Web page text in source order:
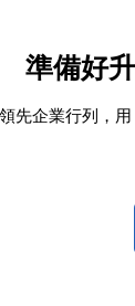
準備好
先企業行列，用